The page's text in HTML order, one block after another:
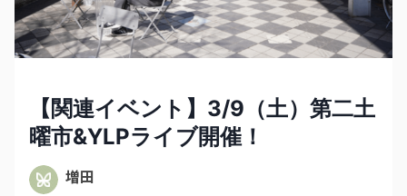
【関連イベント】3/9（土）第二土
曜市&YLPライブ開催！
増田